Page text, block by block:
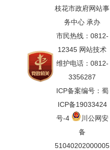
枝花市政府网站事
务中心 承办
市民热线：0812-
12345 网站技术
维护电话：0812-
3356287
ICP备案编号：蜀
ICP备19033424
号-4
川公网安
备
51040202000005